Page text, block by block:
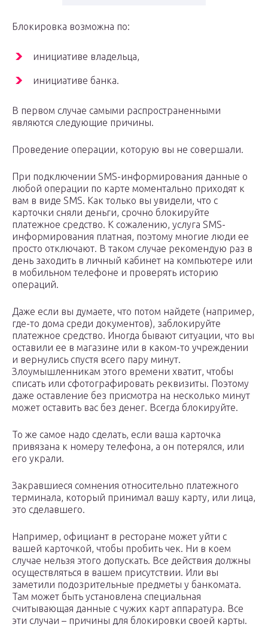
Блокировка возможна по:
инициативе владельца,
инициативе банка.
В первом случае самыми распространенными
являются следующие причины.
Проведение операции, которую вы не совершали.
При подключении SMS-информирования данные о
любой операции по карте моментально приходят к
вам в виде SMS. Как только вы увидели, что с
карточки сняли деньги, срочно блокируйте
платежное средство. К сожалению, услуга SMS-
информирования платная, поэтому многие люди ее
просто отключают. В таком случае рекомендую раз в
день заходить в личный кабинет на компьютере или
в мобильном телефоне и проверять историю
операций.
Даже если вы думаете, что потом найдете (например,
где-то дома среди документов), заблокируйте
платежное средство. Иногда бывают ситуации, что вы
оставили ее в магазине или в каком-то учреждении
и вернулись спустя всего пару минут.
Злоумышленникам этого времени хватит, чтобы
списать или сфотографировать реквизиты. Поэтому
даже оставление без присмотра на несколько минут
может оставить вас без денег. Всегда блокируйте.
То же самое надо сделать, если ваша карточка
привязана к номеру телефона, а он потерялся, или
его украли.
Закравшиеся сомнения относительно платежного
терминала, который принимал вашу карту, или лица,
это сделавшего.
Например, официант в ресторане может уйти с
вашей карточкой, чтобы пробить чек. Ни в коем
случае нельзя этого допускать. Все действия должны
осуществляться в вашем присутствии. Или вы
заметили подозрительные предметы у банкомата.
Там может быть установлена специальная
считывающая данные с чужих карт аппаратура. Все
эти случаи – причины для блокировки своей карты.